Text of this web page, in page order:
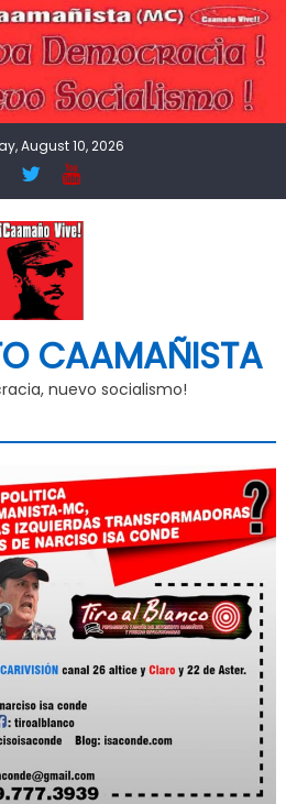
August 10, 2026
CAAMAÑISTA
nuevo socialismo!